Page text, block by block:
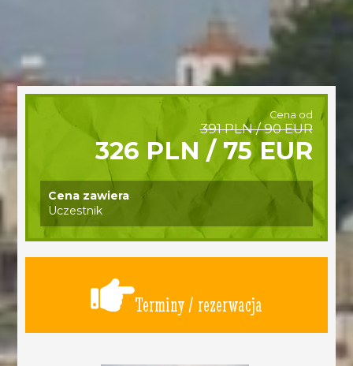
Cena od
391 PLN / 90 EUR
326 PLN / 75 EUR
Cena zawiera
Uczestnik
Terminy / rezerwacja